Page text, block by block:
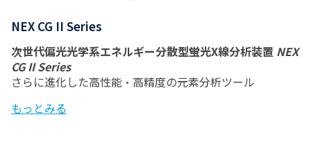
NEX CG II Series
次世代偏光光学系エネルギー分散型蛍光X線分析装置 NEX
CG II Series
さらに進化した高性能・高精度の元素分析ツール
もっとみる